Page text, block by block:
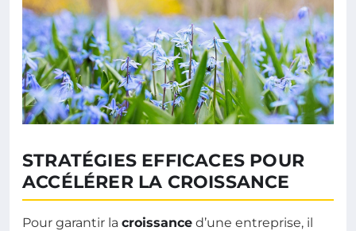
STRATÉGIES EFFICACES POUR
ACCÉLÉRER LA CROISSANCE
Pour garantir la croissance d’une entreprise, il